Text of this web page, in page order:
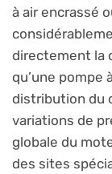
à air encrassé
directement la
qu’une pompe
distribution du
variations de
globale du
des sites